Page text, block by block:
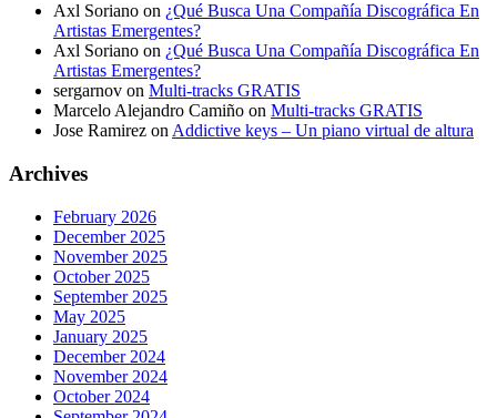
Axl Soriano on ¿Qué Busca Una Compañía Discográfica En
Artistas Emergentes?
Axl Soriano on ¿Qué Busca Una Compañía Discográfica En
Artistas Emergentes?
sergarnov on Multi-tracks GRATIS
Marcelo Alejandro Camiño on Multi-tracks GRATIS
Jose Ramirez on Addictive keys – Un piano virtual de altura
Archives
February 2026
December 2025
November 2025
October 2025
September 2025
May 2025
January 2025
December 2024
November 2024
October 2024